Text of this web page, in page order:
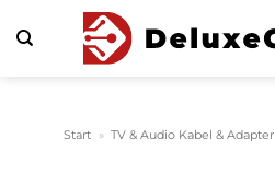
Inhalt
Start » TV & Audio Kabel & Adapter